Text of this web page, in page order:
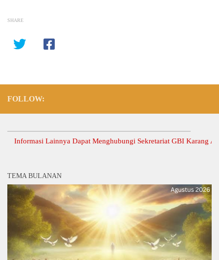
SHARE
FOLLOW:
Lainnya Dapat Menghubungi Sekretariat GBI Karang Anyar.
TEMA BULANAN